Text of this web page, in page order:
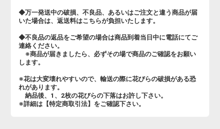
◆万一発送中の破損、不良品、あるいはご注文と違う商品が届
いた場合は、返送料はこちらが負担いたします。
◆不良品の返品をご希望の場合は商品到着当日中に電話にてご
連絡ください。
※商品が届きましたら、必ずその場で商品のご確認をお願い
します。
※花は大変壊れやすいので、輸送の際に花びらの破損がある恐
れがあります。
納品後、1、2枚の花びらの下落はお許し下さい。
※詳細は【特定商取引法】をご確認下さい。